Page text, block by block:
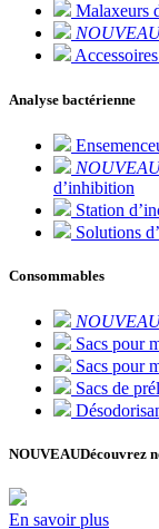
Malaxeurs
Analyse bactérienne
d’inhibition
Station
Solutions
Consommables
Sacs pour
Sacs pour
Sacs de
NOUVEAUDécouvrez
En savoir plus